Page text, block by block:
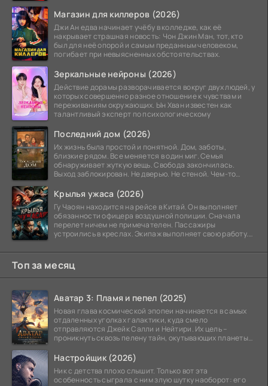
Магазин для киллеров (2026)
Джи Ан едва начинает учёбу в колледже, как её
накрывает страшная новость: Чон Джин Ман, тот, кто
был для неё опорой и самым преданным человеком,
погибает при невыясненных обстоятельствах.
Зеркальные нейроны (2026)
Действие дорамы разворачивается вокруг двух людей, у
которых совершенно разное отношение к чувствам и
переживаниям окружающих. Ын Хван известен как
талантливый эксперт по психологическому
Последний дом (2026)
Их жизнь была простой и понятной. Дом, заботы,
близкие рядом. Все меняется в один миг. Семья
обнаруживает жуткую вещь. Свобода закончилась.
Выход заблокирован. Не дверью. Не стеной. Чем-то
Крылья ужаса (2026)
Гу Чаоян находится на рейсе в Китай. Он выполняет
обязанности офицера воздушной полиции. Сначала
перелет ничем не примечателен. Пассажиры
устроились в креслах. Экипаж выполняет свою работу.
Топ за месяц
Аватар 3: Пламя и пепел (2025)
Новая глава космической эпопеи начинается в самых
отдаленных уголках галактики, куда смело
отправляются Джейк Салли и Нейтири. Их цель –
проникнуть сквозь пелену тайн, окутывающих планеты
Настройщик (2026)
Ник с детства плохо слышит. Только вот эта
особенность сыграла с ним злую шутку наоборот: его